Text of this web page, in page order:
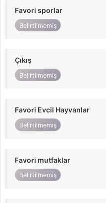
Favori sporlar
Belirtilmemiş
Çıkış
Belirtilmemiş
Favori Evcil Hayvanlar
Belirtilmemiş
Favori mutfaklar
Belirtilmemiş